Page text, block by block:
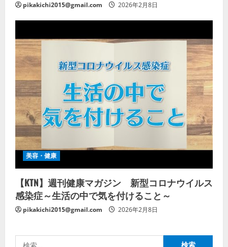
pikakichi2015@gmail.com 2026年2月8日
美容・健康
【KTN】週刊健康マガジン 新型コロナウイルス
感染症～生活の中で気を付けること～
pikakichi2015@gmail.com 2026年2月8日